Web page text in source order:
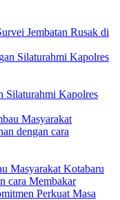
Jembatan Rusak di
Silaturahmi Kapolres
Masyarakat Kotabaru
cara Membakar